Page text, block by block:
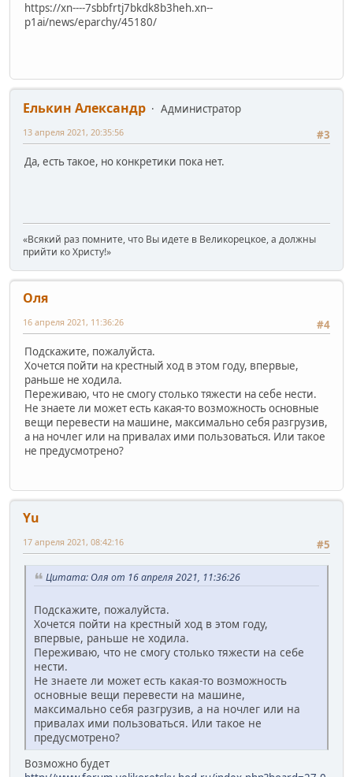
https://xn----7sbbfrtj7bkdk8b3heh.xn--
p1ai/news/eparchy/45180/
Елькин Александр
Администратор
#3
13 апреля 2021, 20:35:56
Да, есть такое, но конкретики пока нет.
«Всякий раз помните, что Вы идете в Великорецкое, а должны
прийти ко Христу!»
Оля
#4
16 апреля 2021, 11:36:26
Подскажите, пожалуйста.
Хочется пойти на крестный ход в этом году, впервые,
раньше не ходила.
Переживаю, что не смогу столько тяжести на себе нести.
Не знаете ли может есть какая-то возможность основные
вещи перевести на машине, максимально себя разгрузив,
а на ночлег или на привалах ими пользоваться. Или такое
не предусмотрено?
Yu
#5
17 апреля 2021, 08:42:16
Цитата: Оля от 16 апреля 2021, 11:36:26
Подскажите, пожалуйста.
Хочется пойти на крестный ход в этом году,
впервые, раньше не ходила.
Переживаю, что не смогу столько тяжести на себе
нести.
Не знаете ли может есть какая-то возможность
основные вещи перевести на машине,
максимально себя разгрузив, а на ночлег или на
привалах ими пользоваться. Или такое не
предусмотрено?
Возможно будет